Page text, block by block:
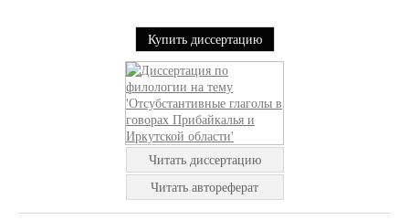
Купить диссертацию
Читать диссертацию
Читать автореферат